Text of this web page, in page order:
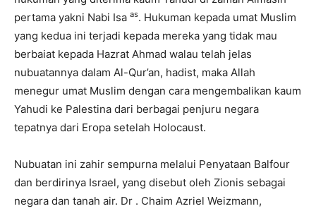
pertama yakni Nabi Isa as. Hukuman kepada umat Muslim
yang kedua ini terjadi kepada mereka yang tidak mau
berbaiat kepada Hazrat Ahmad walau telah jelas
nubuatannya dalam Al-Qur’an, hadist, maka Allah
menegur umat Muslim dengan cara mengembalikan kaum
Yahudi ke Palestina dari berbagai penjuru negara
tepatnya dari Eropa setelah Holocaust.
Nubuatan ini zahir sempurna melalui Penyataan Balfour
dan berdirinya Israel, yang disebut oleh Zionis sebagai
negara dan tanah air. Dr . Chaim Azriel Weizmann,